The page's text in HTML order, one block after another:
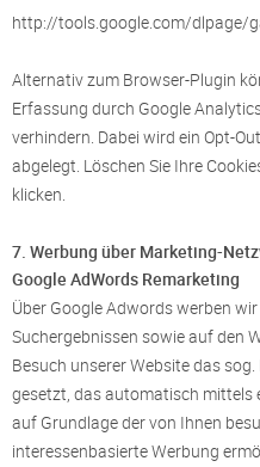
http://tools.google.com/dlpage/
Alternativ zum Browser-Plugin
Erfassung durch Google
verhindern. Dabei wird ein Opt-
abgelegt. Löschen Sie Ihre
klicken.
7. Werbung über Marketing-
Google AdWords Remarketing
Über Google Adwords werben
Suchergebnissen sowie auf den
Besuch unserer Website das
gesetzt, das automatisch mittels
auf Grundlage der von Ihnen
interessenbasierte Werbung